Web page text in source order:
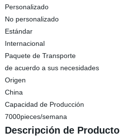
Personalizado
No personalizado
Estándar
Internacional
Paquete de Transporte
de acuerdo a sus necesidades
Origen
China
Capacidad de Producción
7000pieces/semana
Descripción de Producto